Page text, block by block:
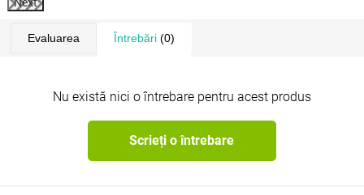
Evaluarea Întrebări(0)
Nu există nici o întrebare pentru acest produs
Scrieți o întrebare